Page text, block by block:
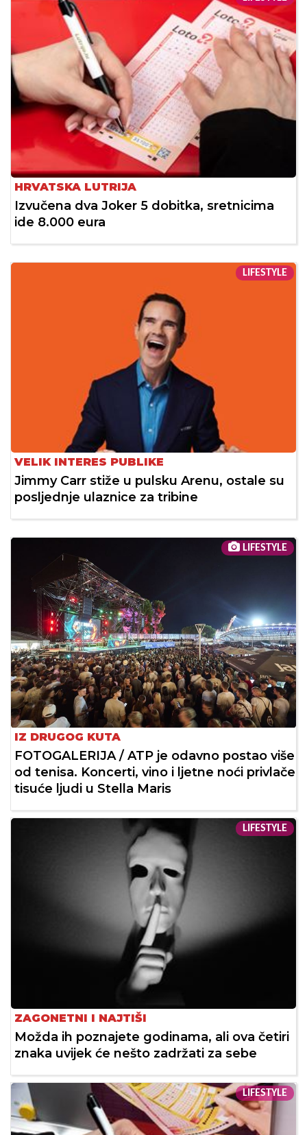
HRVATSKA LUTRIJA
Izvučena dva Joker 5 dobitka, sretnicima
ide 8.000 eura
LIFESTYLE
VELIK INTERES PUBLIKE
Jimmy Carr stiže u pulsku Arenu, ostale su
posljednje ulaznice za tribine
LIFESTYLE
IZ DRUGOG KUTA
FOTOGALERIJA / ATP je odavno postao više
od tenisa. Koncerti, vino i ljetne noći privlače
tisuće ljudi u Stella Maris
LIFESTYLE
ZAGONETNI I NAJTIŠI
Možda ih poznajete godinama, ali ova četiri
znaka uvijek će nešto zadržati za sebe
LIFESTYLE